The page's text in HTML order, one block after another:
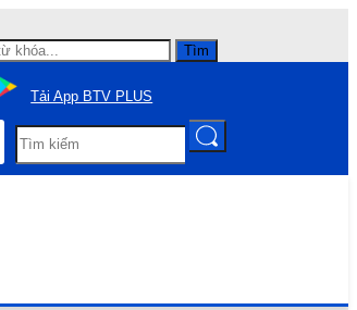
Tìm
Tải App BTV PLUS